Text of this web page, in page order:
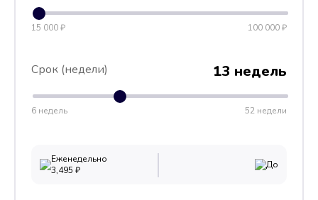
15 000 ₽ 100 000 ₽
Срок (недели) 13 недель
6 недель 52 недели
Еженедельно
3,495 ₽ До